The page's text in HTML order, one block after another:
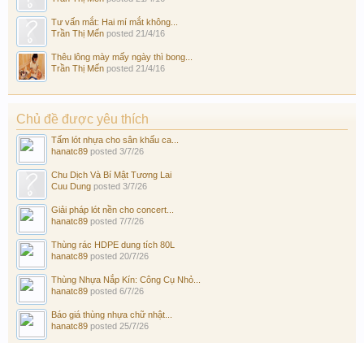
Tư vấn mắt: Hai mí mắt không...
Trần Thị Mến posted 21/4/16
Thêu lông mày mấy ngày thì bong...
Trần Thị Mến posted 21/4/16
Chủ đề được yêu thích
Tấm lót nhựa cho sân khấu ca...
hanatc89 posted 3/7/26
Chu Dịch Và Bí Mật Tương Lai
Cuu Dung posted 3/7/26
Giải pháp lót nền cho concert...
hanatc89 posted 7/7/26
Thùng rác HDPE dung tích 80L
hanatc89 posted 20/7/26
Thùng Nhựa Nắp Kín: Công Cụ Nhỏ...
hanatc89 posted 6/7/26
Báo giá thùng nhựa chữ nhật...
hanatc89 posted 25/7/26